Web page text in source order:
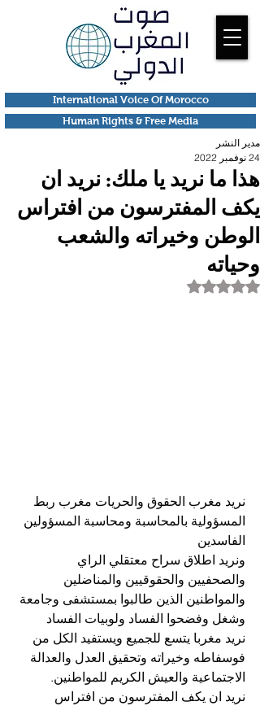
Human Rights & Free Media
International Voice Of Morocco
هذا ما نريد يا ملك: نريد ان
يكف المفترسون من افتراس
الوطن وخيراته والشعب
وحياته
مدير النشر
24 نوفمبر 2022
تم التقييم بـ ليس رقمًا من أصل 5 نجوم.
نريد مغرب الحقوق والحريات مغرب ربط
المسؤولية بالمحاسبة ومحاسبة المسؤولين
الفاسدين
ونريد اطلاق سراح معتقلي الراي
والصحفيين والحقوقيين والمناضلين
والمواطنين الذين طالبوا بمستشفى وجامعة
وشغل وفضحوا الفساد ولوبيات الفساد
نريد مغربا يتسع للجميع ويستفيد الكل من
فوسفاطه وخيراته وتحقيق العدل والعدالة
الاجتماعية والعيش الكريم للمواطنين.
نريد ان يكف المفترسون من افتراس